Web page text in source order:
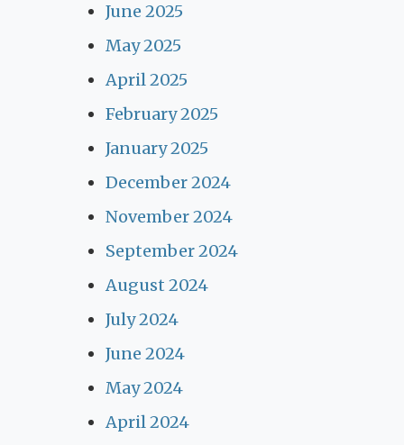
June 2025
May 2025
April 2025
February 2025
January 2025
December 2024
November 2024
September 2024
August 2024
July 2024
June 2024
May 2024
April 2024